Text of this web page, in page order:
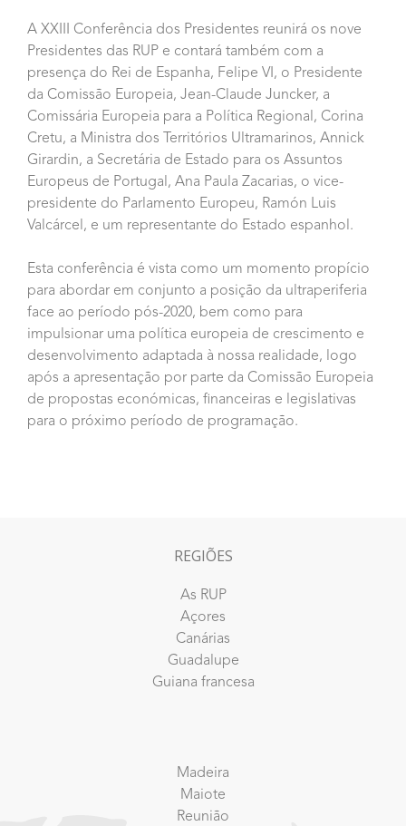
A XXIII Conferência dos Presidentes reunirá os nove
Presidentes das RUP e contará também com a
presença do Rei de Espanha, Felipe VI, o Presidente
da Comissão Europeia, Jean-Claude Juncker, a
Comissária Europeia para a Política Regional, Corina
Cretu, a Ministra dos Territórios Ultramarinos, Annick
Girardin, a Secretária de Estado para os Assuntos
Europeus de Portugal, Ana Paula Zacarias, o vice-
presidente do Parlamento Europeu, Ramón Luis
Valcárcel, e um representante do Estado espanhol.
Esta conferência é vista como um momento propício
para abordar em conjunto a posição da ultraperiferia
face ao período pós-2020, bem como para
impulsionar uma política europeia de crescimento e
desenvolvimento adaptada à nossa realidade, logo
após a apresentação por parte da Comissão Europeia
de propostas económicas, financeiras e legislativas
para o próximo período de programação.
REGIÕES
As RUP
Açores
Canárias
Guadalupe
Guiana francesa
Madeira
Maiote
Reunião